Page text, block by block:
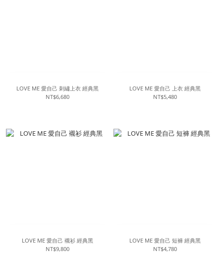
LOVE ME 愛自己 刺繡上衣 經典黑
NT$6,680
LOVE ME 愛自己 上衣 經典黑
NT$5,480
LOVE ME 愛自己 襯衫 經典黑
NT$9,800
LOVE ME 愛自己 短褲 經典黑
NT$4,780